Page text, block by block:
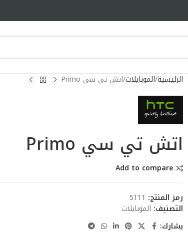
الرئيسية الموبايلات اتش تي سي Primo
اتش تي سي Primo
Add to compare
رمز المنتج: 5111
التصنيف: الموبايلات
يشارك: